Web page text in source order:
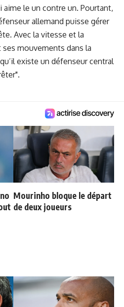
le un contre un. Pourtant,
allemand puisse gérer
Avec la vitesse et la
ses mouvements dans la
existe un défenseur central
Mourinho bloque le départ
de deux joueurs